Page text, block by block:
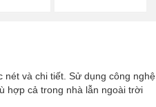
nét và chi tiết. Sử dụng công nghệ
hợp cả trong nhà lẫn ngoài trời